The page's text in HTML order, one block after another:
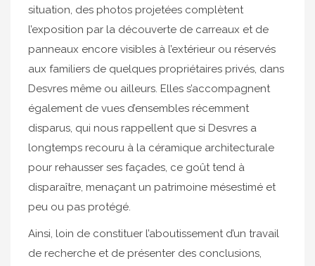
situation, des photos projetées complètent
l’exposition par la découverte de carreaux et de
panneaux encore visibles à l’extérieur ou réservés
aux familiers de quelques propriétaires privés, dans
Desvres même ou ailleurs. Elles s’accompagnent
également de vues d’ensembles récemment
disparus, qui nous rappellent que si Desvres a
longtemps recouru à la céramique architecturale
pour rehausser ses façades, ce goût tend à
disparaître, menaçant un patrimoine mésestimé et
peu ou pas protégé.
Ainsi, loin de constituer l’aboutissement d’un travail
de recherche et de présenter des conclusions,